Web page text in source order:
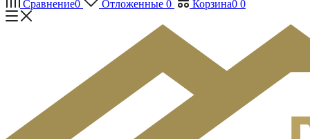
Сравнение0 Отложенные 0 Корзина0 0